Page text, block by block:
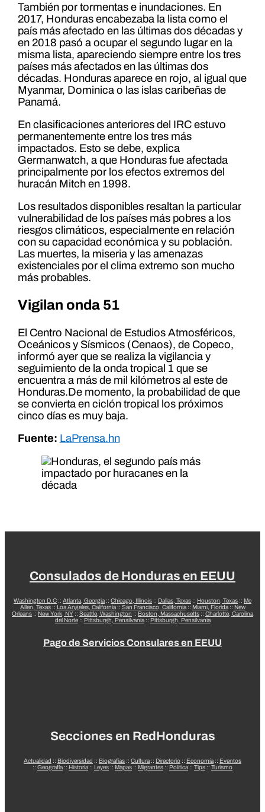
También por tormentas e inundaciones. En
2017, Honduras encabezaba la lista como el
país más afectado en las últimas dos décadas y
en 2018 pasó a ocupar el segundo lugar en la
misma lista, apareciendo siempre entre los tres
países más afectados en las últimas dos
décadas. Honduras aparece en rojo, al igual que
Myanmar, Dominica o las islas caribeñas de
Panamá.
En clasificaciones anteriores del IRC estuvo
permanentemente entre los tres más
impactados. Esto se debe, explica
Germanwatch, a que Honduras fue afectada
principalmente por los efectos extremos del
huracán Mitch en 1998.
Los resultados disponibles resaltan la particular
vulnerabilidad de los países más pobres a los
riesgos climáticos, especialmente en relación
con su capacidad económica y su población.
Las muertes, la miseria y las amenazas
existenciales por el clima extremo son mucho
más probables.
Vigilan onda 51
El Centro Nacional de Estudios Atmosféricos,
Oceánicos y Sísmicos (Cenaos), de Copeco,
informó ayer que se realiza la vigilancia y
seguimiento de la onda tropical 1 que se
encuentra a más de mil kilómetros al este de
Honduras.De momento, la probabilidad de que
se convierta en ciclón tropical los próximos
cinco días es muy baja.
Fuente: LaPrensa.hn
Consulados de Honduras en EEUU
Washington D.C :: Atlanta, Georgia :: Chicago, Illinois :: Dallas, Texas :: Houston, Texas :: Mc
Allen, Texas:: Los Angeles, California:: San Francisco, California:: Miami, Florida:: New
Orleans :: New York, NY :: Seattle, Washington :: Boston, Massachusetts :: Charlotte, Carolina
del Norte:: Pittsburgh, Pensilvania:: Pittsburgh, Pensilvania
Pago de Servicios Consulares en EEUU
Secciones en RedHonduras
Actualidad :: Biodiversidad :: Biografías :: Cultura:: Directorio :: Economía:: Eventos
:: Geografía:: Historia:: Leyes :: Mapas :: Migrantes :: Política:: Tips :: Turismo